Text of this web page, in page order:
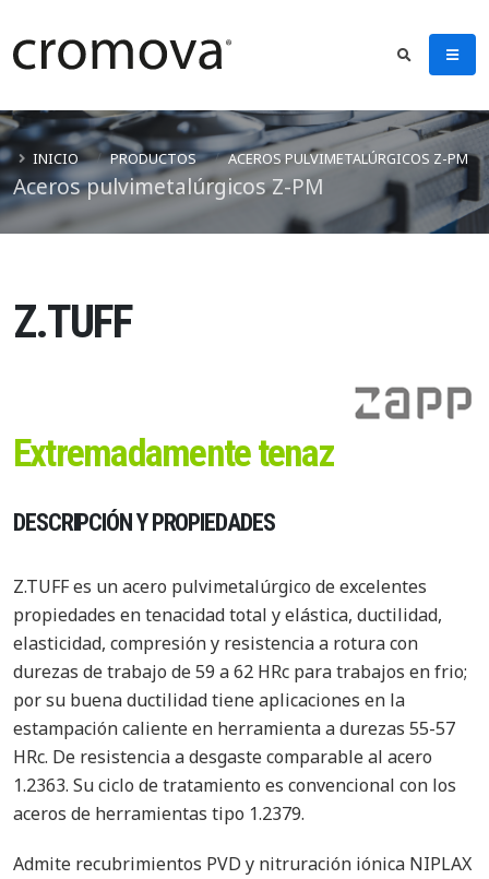
Aceros pulvimetalúrgicos Z-PM
INICIO PRODUCTOS ACEROS PULVIMETALÚRGICOS Z-PM
Z.TUFF
Extremadamente tenaz
DESCRIPCIÓN Y PROPIEDADES
Z.TUFF es un acero pulvimetalúrgico de excelentes
propiedades en tenacidad total y elástica, ductilidad,
elasticidad, compresión y resistencia a rotura con
durezas de trabajo de 59 a 62 HRc para trabajos en frio;
por su buena ductilidad tiene aplicaciones en la
estampación caliente en herramienta a durezas 55-57
HRc. De resistencia a desgaste comparable al acero
1.2363. Su ciclo de tratamiento es convencional con los
aceros de herramientas tipo 1.2379.
Admite recubrimientos PVD y nitruración iónica NIPLAX